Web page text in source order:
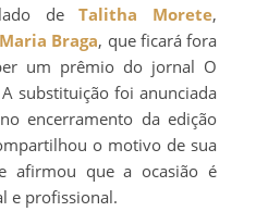
lado deTalitha Morete,
Braga, que ficará fora
um prêmio do jornal O
substituição foi anunciada
encerramento da edição
o motivo de sua
afirmou que a ocasião é
e profissional.